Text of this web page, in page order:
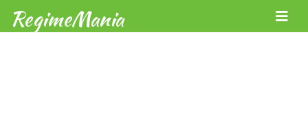
RegimeMania